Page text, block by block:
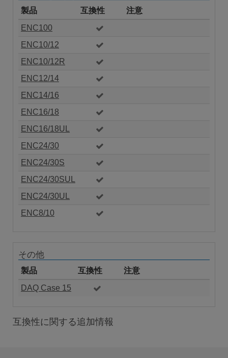
製品 互換性
注意
ENC100
ENC10/12
ENC10/12R
ENC12/14
ENC14/16
ENC16/18
ENC16/18UL
ENC24/30
ENC24/30S
ENC24/30SUL
ENC24/30UL
ENC8/10
その他
製品 互換性
注意
DAQ Case 15
互換性に関する追加情報